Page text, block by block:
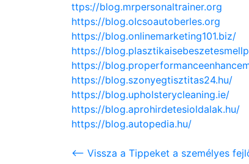
ttps://blog.mrpersonaltrainer.org
https://blog.olcsoautoberles.org
https://blog.onlinemarketing101.biz/
https://
https://
https://blog.szonyegtisztitas24.hu/
https://blog.upholsterycleaning.ie/
https://blog.aprohirdetesioldalak.hu/
https://blog.autopedia.hu/
<-- Vissza a Tippeket a személyes